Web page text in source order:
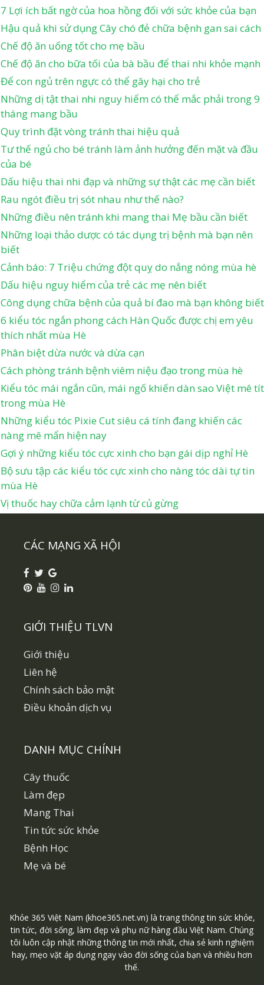
7 Lợi ích bất ngờ của hoa hồng đối với sức khỏe của bạn
Hậu quả khi sử dụng Cây chó đẻ chữa bệnh gan sai cách
Chế độ ăn uống tốt cho mẹ bầu
Chế độ ăn cho bữa tối của bà bầu để thai nhi khỏe mạnh
Để con ngủ trên ngực có thể gây hại cho trẻ
Những dị tật thai nhi nguy hiểm có thể mắc phải trong 9
tháng mang bầu
Quy trình đặt vòng tránh thai hiệu quả
Tư thế ngủ cho bé tránh làm ảnh hưởng đến mặt và đầu
của bé
Dấu hiệu thai nhi đạp và những sự thật các mẹ cần biết
Rau ngót điều trị sót nhau như thế nào?
Những điều nên tránh khi mang thai Mẹ bầu cần biết
Những loại thảo dược có tác dụng trị bệnh mà bạn nên
biết
Cảnh báo: 7 Triệu chứng đột quỵ do nắng nóng mùa hè
Dấu hiệu nguy hiểm của trẻ các mẹ nên biết
Công dụng chữa bệnh của quả bí đao mà bạn không biết
6 kiểu tóc ngắn phong cách Hàn Quốc được chị em yêu
thích nhất mùa Hè
Phân biệt dừa nước và dừa cạn
Cách phòng tránh bệnh viêm niệu đạo trong mùa hè
Kiểu tóc mái ngắn cũn, mái ngố khiến dàn sao Việt mê tít
trong mùa Hè
Những kiểu tóc Pixie Cut siêu cá tính đang khiến các
nàng mê mẩn hiện nay
Gợi ý những kiểu tóc cực xinh cho bạn gái dịp nghỉ Hè
Bộ sưu tập các kiểu tóc cực xinh cho nàng tóc dài tự tin
mùa Hè
Vị thuốc hay chữa cảm lạnh từ củ gừng
CÁC MẠNG XÃ HỘI
GIỚI THIỆU TLVN
Giới thiệu
Liên hệ
Chính sách bảo mật
Điều khoản dịch vụ
DANH MỤC CHÍNH
Cây thuốc
Làm đẹp
Mang Thai
Tin tức sức khỏe
Bệnh Học
Mẹ và bé
Khỏe 365 Việt Nam (khoe365.net.vn) là trang thông tin sức khỏe,
tin tức, đời sống, làm đẹp và phụ nữ hàng đầu Việt Nam. Chúng
tôi luôn cập nhật những thông tin mới nhất, chia sẻ kinh nghiệm
hay, mẹo vặt áp dụng ngay vào đời sống của bạn và nhiều hơn
thế.